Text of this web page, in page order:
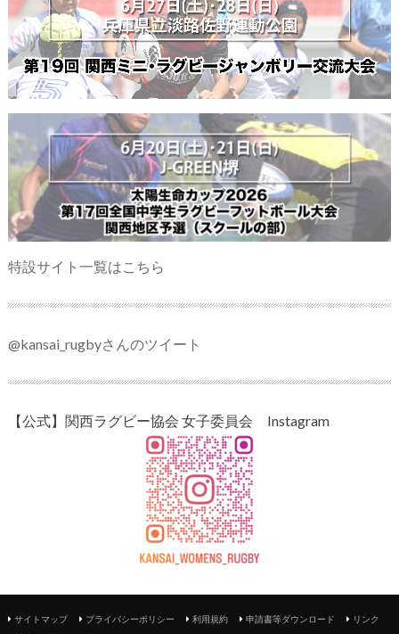
特設サイト一覧はこちら
@kansai_rugbyさんのツイート
【公式】関西ラグビー協会 女子委員会 Instagram
サイトマップ プライバシーポリシー 利用規約 申請書等ダウンロード
リンク